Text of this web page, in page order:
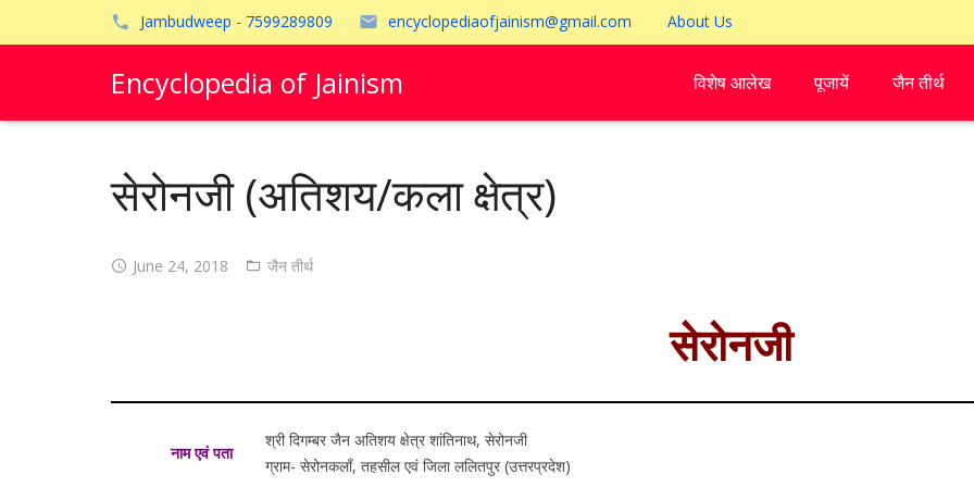
Jambudweep - 7599289809 encyclopediaofjainism@gmail.com About Us
Encyclopedia of Jainism विशेष आलेख पूजायें जैन तीर्थ
सेरोनजी (अतिशय/कला क्षेत्र)
June 24, 2018 जैन तीर्थ
सेरोनजी
नाम एवं पता
श्री दिगम्बर जैन अतिशय क्षेत्र शांतिनाथ, सेरोनजी
ग्राम- सेरोनकलाँ, तहसील एवं जिला ललितपुर (उत्तरप्रदेश)